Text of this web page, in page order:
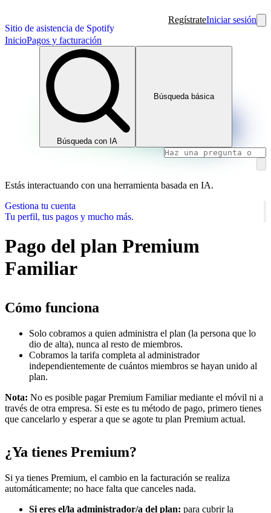
Sitio de asistencia de Spotify
RegístrateIniciar sesión
InicioPagos y facturación
Búsqueda con IA
Búsqueda básica
Estás interactuando con una herramienta basada en IA.
Gestiona tu cuenta
Tu perfil, tus pagos y mucho más.
Pago del plan Premium
Familiar
Cómo funciona
Solo cobramos a quien administra el plan (la persona que lo
dio de alta), nunca al resto de miembros.
Cobramos la tarifa completa al administrador
independientemente de cuántos miembros se hayan unido al
plan.
Nota: No es posible pagar Premium Familiar mediante el móvil ni a
través de otra empresa. Si este es tu método de pago, primero tienes
que cancelarlo y esperar a que se agote tu plan Premium actual.
¿Ya tienes Premium?
Si ya tienes Premium, el cambio en la facturación se realiza
automáticamente; no hace falta que canceles nada.
Si eres el/la administrador/a del plan: para cubrir la